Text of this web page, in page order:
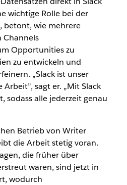
wichtige Rolle bei der
betont, wie mehrere
Channels
Opportunities zu
zu entwickeln und
„Slack ist unser
sagt er. „Mit Slack
sodass alle jederzeit genau
Betrieb von Writer
die Arbeit stetig voran.
die früher über
waren, sind jetzt in
wodurch